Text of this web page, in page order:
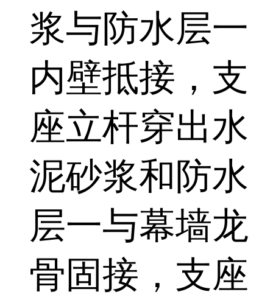
浆与防水层一
内壁抵接，支
座立杆穿出水
泥砂浆和防水
层一与幕墙龙
骨固接，支座